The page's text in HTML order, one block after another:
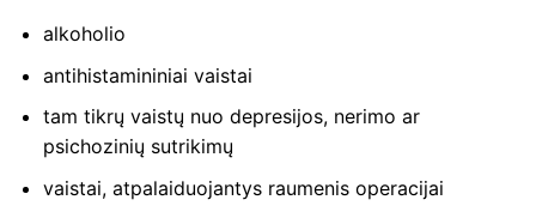
alkoholio
antihistamininiai vaistai
tam tikrų vaistų nuo depresijos, nerimo ar
psichozinių sutrikimų
vaistai, atpalaiduojantys raumenis operacijai